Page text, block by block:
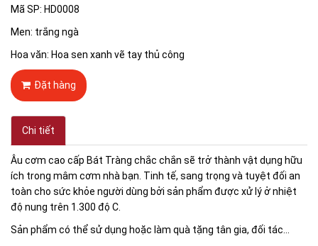
Mã SP: HD0008
Men: trắng ngà
Hoa văn: Hoa sen xanh vẽ tay thủ công
Đặt hàng
Chi tiết
Âu cơm cao cấp Bát Tràng chắc chắn sẽ trở thành vật dụng hữu
ích trong mâm cơm nhà bạn. Tinh tế, sang trọng và tuyệt đối an
toàn cho sức khỏe người dùng bởi sản phẩm được xử lý ở nhiệt
độ nung trên 1.300 độ C.
Sản phẩm có thể sử dụng hoặc làm quà tặng tân gia, đối tác...